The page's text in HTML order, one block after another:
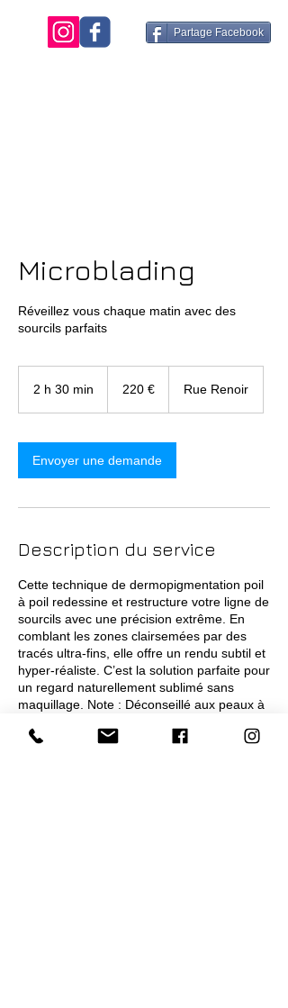
Partage Facebook
Microblading
Réveillez vous chaque matin avec des
sourcils parfaits
2 h 30 min
0
m
220 € Rue Renoir
Envoyer une demande
Description du service
Cette technique de dermopigmentation poil
à poil redessine et restructure votre ligne de
sourcils avec une précision extrême. En
comblant les zones clairsemées par des
tracés ultra-fins, elle offre un rendu subtil et
hyper-réaliste. C’est la solution parfaite pour
un regard naturellement sublimé sans
maquillage. Note : Déconseillé aux peaux à